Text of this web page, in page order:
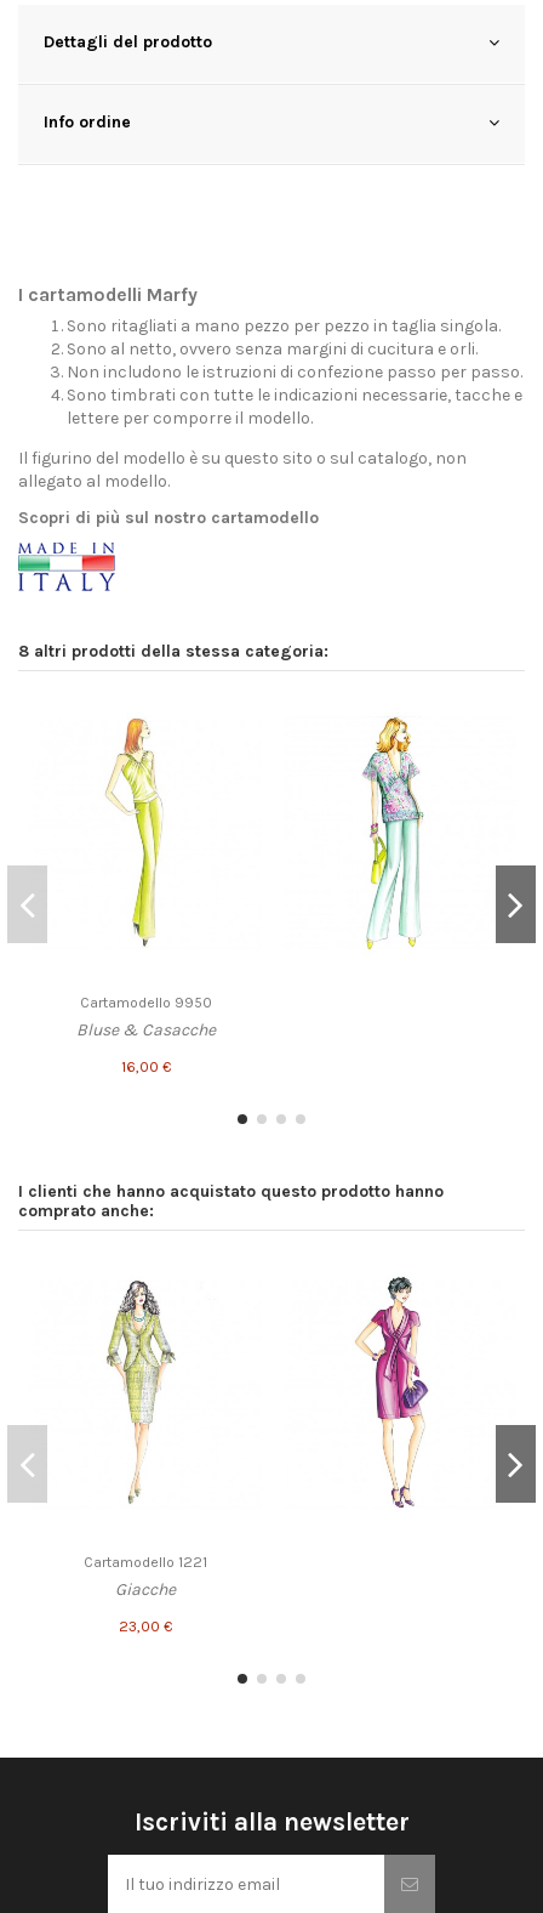
Dettagli del prodotto
Info ordine
I cartamodelli Marfy
Sono ritagliati a mano pezzo per pezzo in taglia singola.
Sono al netto, ovvero senza margini di cucitura e orli.
Non includono le istruzioni di confezione passo per passo.
Sono timbrati con tutte le indicazioni necessarie, tacche e
lettere per comporre il modello.
Il figurino del modello è su questo sito o sul catalogo, non
allegato al modello.
Scopri di più sul nostro cartamodello
8 altri prodotti della stessa categoria:
Cartamodello 9950
Bluse & Casacche
16,00 €
I clienti che hanno acquistato questo prodotto hanno
comprato anche:
Cartamodello 1221
Giacche
23,00 €
Iscriviti alla newsletter